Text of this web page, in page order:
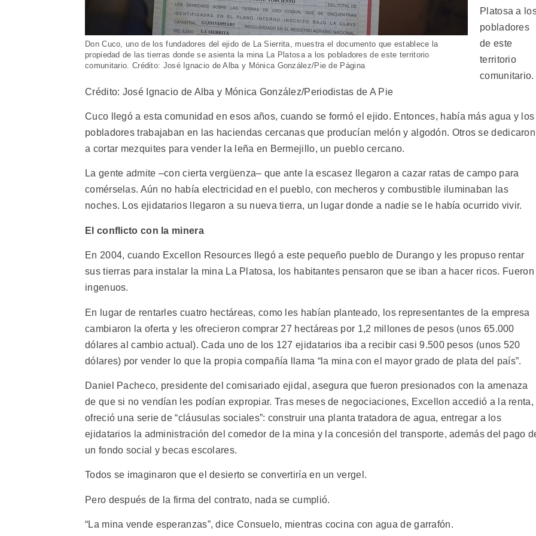
Don Cuco, uno de los fundadores del ejido de La Sierrita, muestra el documento que establece la
propiedad de las tierras donde se asienta la mina La Platosa a los pobladores de este territorio
comunitario. Crédito: José Ignacio de Alba y Mónica González/Pie de Página
Platosa a
pobladores
de este
territorio
comunitario.
Crédito: José Ignacio de Alba y Mónica González/Periodistas de A Pie
Cuco llegó a esta comunidad en esos años, cuando se formó el ejido. Entonces, había más agua y los
pobladores trabajaban en las haciendas cercanas que producían melón y algodón. Otros se dedicaron
a cortar mezquites para vender la leña en Bermejillo, un pueblo cercano.
La gente admite –con cierta vergüenza– que ante la escasez llegaron a cazar ratas de campo para
comérselas. Aún no había electricidad en el pueblo, con mecheros y combustible iluminaban las
noches. Los ejidatarios llegaron a su nueva tierra, un lugar donde a nadie se le había ocurrido vivir.
El conflicto con la minera
En 2004, cuando Excellon Resources llegó a este pequeño pueblo de Durango y les propuso rentar
sus tierras para instalar la mina La Platosa, los habitantes pensaron que se iban a hacer ricos. Fueron
ingenuos.
En lugar de rentarles cuatro hectáreas, como les habían planteado, los representantes de la empresa
cambiaron la oferta y les ofrecieron comprar 27 hectáreas por 1,2 millones de pesos (unos 65.000
dólares al cambio actual). Cada uno de los 127 ejidatarios iba a recibir casi 9.500 pesos (unos 520
dólares) por vender lo que la propia compañía llama “la mina con el mayor grado de plata del país”.
Daniel Pacheco, presidente del comisariado ejidal, asegura que fueron presionados con la amenaza
de que si no vendían les podían expropiar. Tras meses de negociaciones, Excellon accedió a la renta,
ofreció una serie de “cláusulas sociales”: construir una planta tratadora de agua, entregar a los
ejidatarios la administración del comedor de la mina y la concesión del transporte, además del pago
un fondo social y becas escolares.
Todos se imaginaron que el desierto se convertiría en un vergel.
Pero después de la firma del contrato, nada se cumplió.
“La mina vende esperanzas”, dice Consuelo, mientras cocina con agua de garrafón.